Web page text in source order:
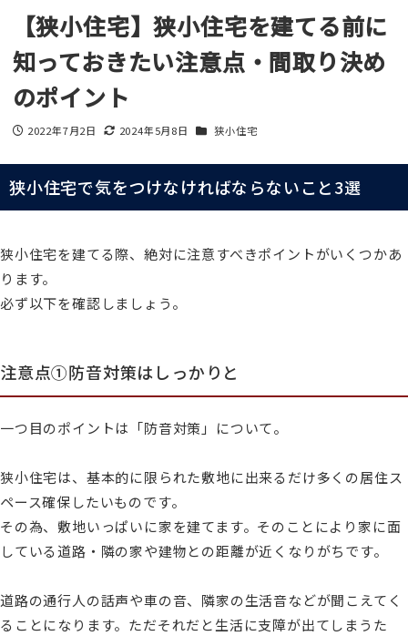
【狭小住宅】狭小住宅を建てる前に
知っておきたい注意点・間取り決め
のポイント
投稿日
2022年7月2日
更新日
2024年5月8日 カテゴリー
狭小住宅
狭小住宅で気をつけなければならないこと3選
狭小住宅を建てる際、絶対に注意すべきポイントがいくつかあ
ります。
必ず以下を確認しましょう。
注意点①防音対策はしっかりと
一つ目のポイントは「防音対策」について。
狭小住宅は、基本的に限られた敷地に出来るだけ多くの居住ス
ペース確保したいものです。
その為、敷地いっぱいに家を建てます。そのことにより家に面
している道路・隣の家や建物との距離が近くなりがちです。
道路の通行人の話声や車の音、隣家の生活音などが聞こえてく
ることになります。ただそれだと生活に支障が出てしまうた